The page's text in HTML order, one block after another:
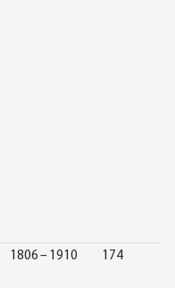
1806 – 1910 174